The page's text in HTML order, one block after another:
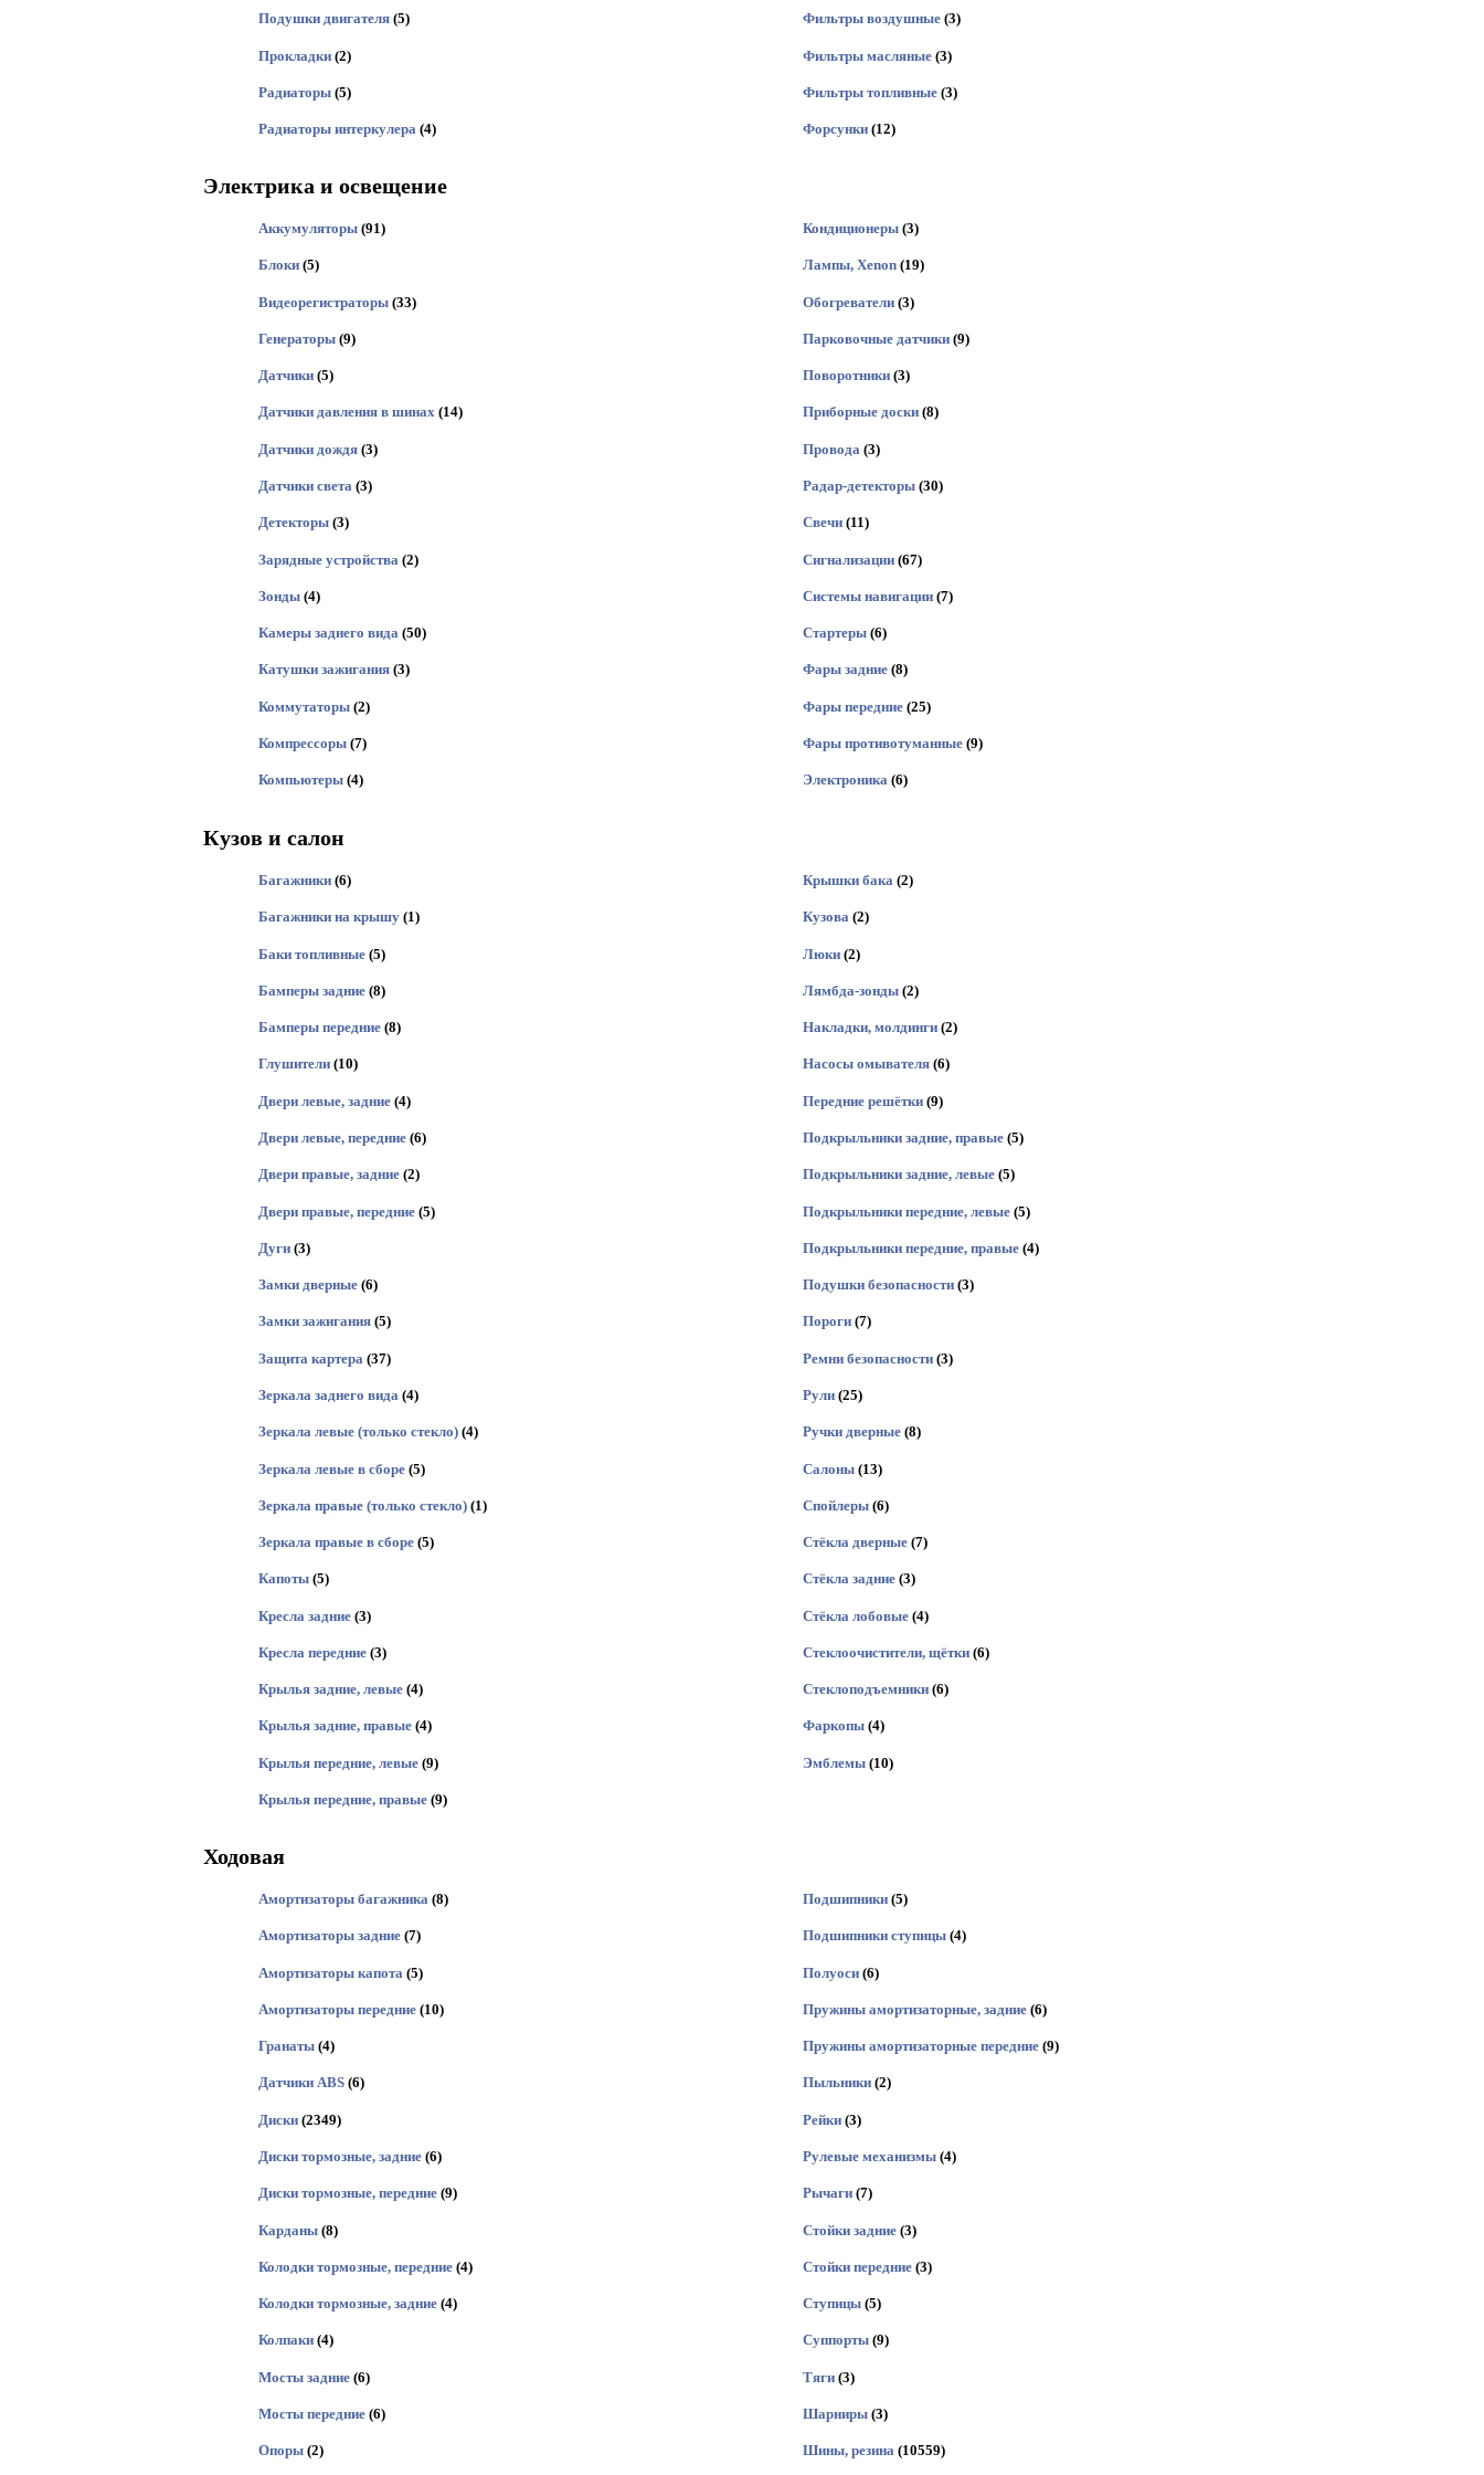
Подушки двигателя (5)
Прокладки (2)
Радиаторы (5)
Радиаторы интеркулера (4)
Фильтры воздушные (3)
Фильтры масляные (3)
Фильтры топливные (3)
Форсунки (12)
Электрика и освещение
Аккумуляторы (91)
Блоки (5)
Видеорегистраторы (33)
Генераторы (9)
Датчики (5)
Датчики давления в шинах (14)
Датчики дождя (3)
Датчики света (3)
Детекторы (3)
Зарядные устройства (2)
Зонды (4)
Камеры заднего вида (50)
Катушки зажигания (3)
Коммутаторы (2)
Компрессоры (7)
Компьютеры (4)
Кондиционеры (3)
Лампы, Xenon (19)
Обогреватели (3)
Парковочные датчики (9)
Поворотники (3)
Приборные доски (8)
Провода (3)
Радар-детекторы (30)
Свечи (11)
Сигнализации (67)
Системы навигации (7)
Стартеры (6)
Фары задние (8)
Фары передние (25)
Фары противотуманные (9)
Электроника (6)
Кузов и салон
Багажники (6)
Багажники на крышу (1)
Баки топливные (5)
Бамперы задние (8)
Бамперы передние (8)
Глушители (10)
Двери левые, задние (4)
Двери левые, передние (6)
Двери правые, задние (2)
Двери правые, передние (5)
Дуги (3)
Замки дверные (6)
Замки зажигания (5)
Защита картера (37)
Зеркала заднего вида (4)
Зеркала левые (только стекло) (4)
Зеркала левые в сборе (5)
Зеркала правые (только стекло) (1)
Зеркала правые в сборе (5)
Капоты (5)
Кресла задние (3)
Кресла передние (3)
Крылья задние, левые (4)
Крылья задние, правые (4)
Крылья передние, левые (9)
Крылья передние, правые (9)
Крышки бака (2)
Кузова (2)
Люки (2)
Лямбда-зонды (2)
Накладки, молдинги (2)
Насосы омывателя (6)
Передние решётки (9)
Подкрыльники задние, правые (5)
Подкрыльники задние, левые (5)
Подкрыльники передние, левые (5)
Подкрыльники передние, правые (4)
Подушки безопасности (3)
Пороги (7)
Ремни безопасности (3)
Рули (25)
Ручки дверные (8)
Салоны (13)
Спойлеры (6)
Стёкла дверные (7)
Стёкла задние (3)
Стёкла лобовые (4)
Стеклоочистители, щётки (6)
Стеклоподъемники (6)
Фаркопы (4)
Эмблемы (10)
Ходовая
Амортизаторы багажника (8)
Амортизаторы задние (7)
Амортизаторы капота (5)
Амортизаторы передние (10)
Гранаты (4)
Датчики ABS (6)
Диски (2349)
Диски тормозные, задние (6)
Диски тормозные, передние (9)
Карданы (8)
Колодки тормозные, передние (4)
Колодки тормозные, задние (4)
Колпаки (4)
Мосты задние (6)
Мосты передние (6)
Опоры (2)
Подшипники (5)
Подшипники ступицы (4)
Полуоси (6)
Пружины амортизаторные, задние (6)
Пружины амортизаторные передние (9)
Пыльники (2)
Рейки (3)
Рулевые механизмы (4)
Рычаги (7)
Стойки задние (3)
Стойки передние (3)
Ступицы (5)
Суппорты (9)
Тяги (3)
Шарниры (3)
Шины, резина (10559)